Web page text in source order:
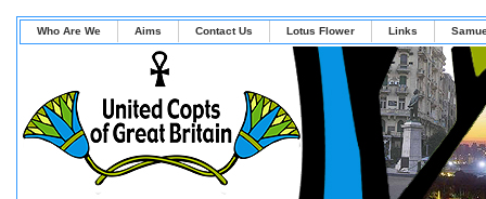
Who Are We Aims Contact Us Lotus Flower Links